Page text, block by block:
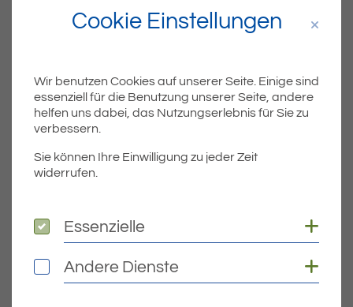
Titel für Beitrag
Bekanntmachung der Bodenrichtwerte zum 01. Januar 2022
NEUERE
Titel für Beitrag
Errichtung eines temporären Mobilfunkmastes
Cookie Einstellungen
Wir benutzen Cookies auf unserer Seite. Einige sind
essenziell für die Benutzung unserer Seite, andere
helfen uns dabei, das Nutzungserlebnis für Sie zu
verbessern.
Sie können Ihre Einwilligung zu jeder Zeit
widerrufen.
Essenzielle
Essenzielle
Andere Dienste
Andere Dienste